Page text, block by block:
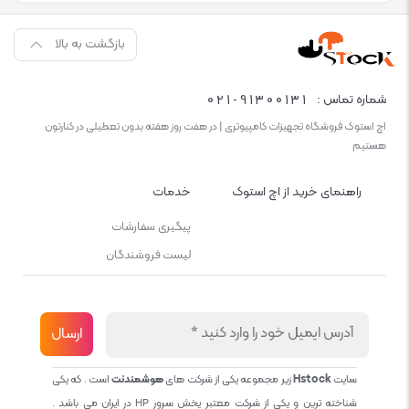
بازگشت به بالا
شماره تماس : 021-91300131
اچ استوک فروشگاه تجهیزات کامپیوتری | در هفت روز هفته بدون تعطیلی در کنارتون
هستیم
راهنمای خرید از اچ استوک خدمات
پیگیری سفارشات
لیست فروشندگان
سایتHstockزیر مجموعه یکی از شرکت هایهوشمندنتاست . که یکی
شناخته ترین و یکی از شرکت معتبر پخش سرور HP در ایران می باشد .